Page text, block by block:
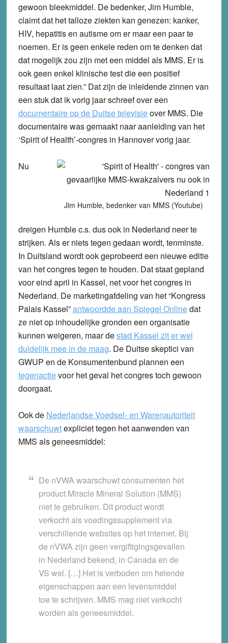
gewoon bleekmiddel. De bedenker, Jim Humble,
claimt dat het talloze ziekten kan genezen: kanker,
HIV, hepatitis en autisme om er maar een paar te
noemen. Er is geen enkele reden om te denken dat
dat mogelijk zou zijn met een middel als MMS. Er is
ook geen enkel klinische test die een positief
resultaat laat zien.” Dat zijn de inleidende zinnen van
een stuk dat ik vorig jaar schreef over een
documentaire op de Duitse televisieover MMS. Die
documentaire was gemaakt naar aanleiding van het
‘Spirit of Health’-congres in Hannover vorig jaar.
Jim Humble, bedenker van MMS (Youtube)
Nu
dreigen Humble c.s. dus ook in Nederland neer te
strijken. Als er niets tegen gedaan wordt, tenminste.
In Duitsland wordt ook geprobeerd een nieuwe editie
van het congres tegen te houden. Dat staat gepland
voor eind april in Kassel, net voor het congres in
Nederland. De marketingafdeling van het “Kongress
Palais Kassel”antwoordde aan Spiegel Onlinedat
ze niet op inhoudelijke gronden een organisatie
kunnen weigeren, maar destad Kassel zit er wel
duidelijk mee in de maag. De Duitse skeptici van
GWUP en de Konsumentenbund plannen een
tegenactievoor het geval het congres toch gewoon
doorgaat.
Ook de Nederlandse Voedsel- en Warenautoriteit
waarschuwtexpliciet tegen het aanwenden van
MMS als geneesmiddel:
De nVWA waarschuwt consumenten het
product Miracle Mineral Solution (MMS)
niet te gebruiken. Dit product wordt
verkocht als voedingssupplement via
verschillende websites op het internet. Bij
de nVWA zijn geen vergiftigingsgevallen
in Nederland bekend, in Canada en de
VS wel. […] Het is verboden om helende
eigenschappen aan een levensmiddel
toe te schrijven. MMS mag niet verkocht
worden als geneesmiddel.